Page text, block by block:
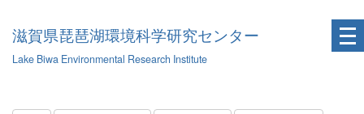
滋賀県琵琶湖環境科学研究センター
Lake Biwa Environmental Research Institute